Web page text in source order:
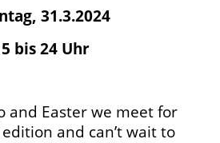
31.3.2024
bis 24 Uhr
and Easter we meet for
and can’t wait to